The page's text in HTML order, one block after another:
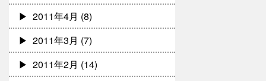
2011年4月 (8)
2011年3月 (7)
2011年2月 (14)